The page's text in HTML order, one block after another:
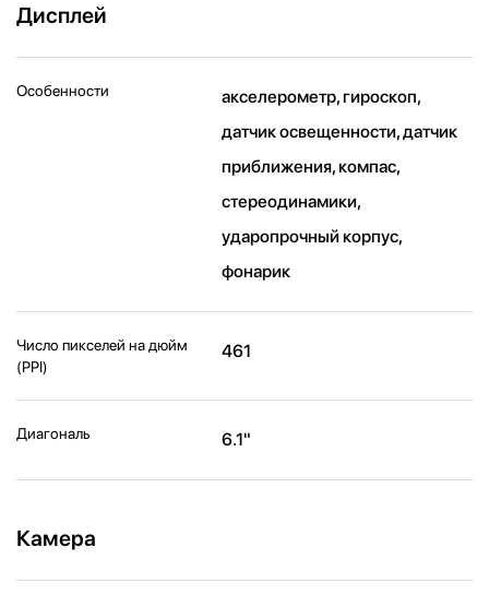
Дисплей
Особенности
акселерометр, гироскоп,
датчик освещенности, датчик
приближения, компас,
стереодинамики,
ударопрочный корпус,
фонарик
Число пикселей на дюйм
(PPI)
461
Диагональ 6.1"
Камера